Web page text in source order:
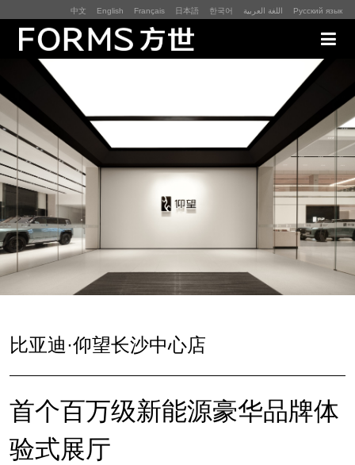
中文 English Français 日本語 한국어 اللغة العربية Русский язык
展厅展馆·EXHIBITION
零售终端与展示道具·SI&POSM
全球展会·EXPO
数字媒体与展项装置·CG&DVICE
联系
比亚迪·仰望长沙中心店
首个百万级新能源豪华品牌体
验式展厅